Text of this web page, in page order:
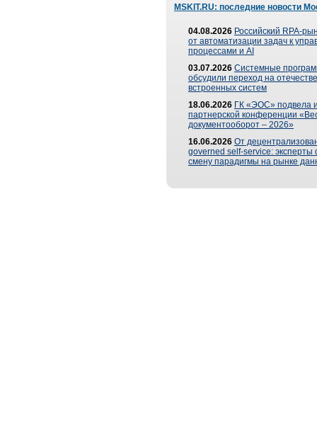
MSKIT.RU: последние новости
04.08.2026 Российский RPA-
от автоматизации задач к
процессами и AI
03.07.2026 Системные
обсудили переход на
встроенных систем
18.06.2026 ГК «ЭОС» подвела
партнерской конференции
документооборот – 2026»
16.06.2026 От
governed self-service: эксперты
смену парадигмы на рынке